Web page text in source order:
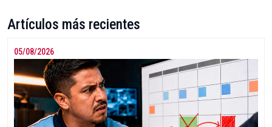
Artículos más recientes
05/08/2026